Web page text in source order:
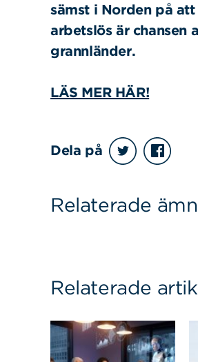
sämst i Norden på
arbetslös är
grannländer.
LÄS MER HÄR!
Dela på
Relaterade
Relaterade
Sök på sidan:Sök